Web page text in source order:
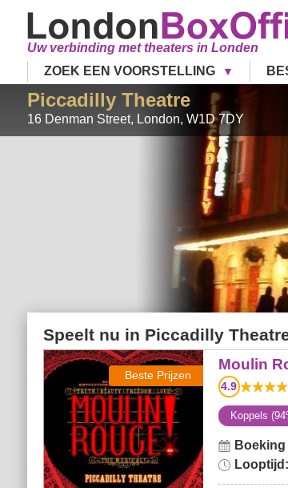
Uw verbinding met theaters in Londen
ZOEK EEN VOORSTELLING
Piccadilly Theatre
16 Denman Street, London, W1D 7DY
Speelt nu in Piccadilly
Beste Prijzen
Moulin Rouge! The Musical Moulin
4.9
Koppels
Boeking
Looptijd: